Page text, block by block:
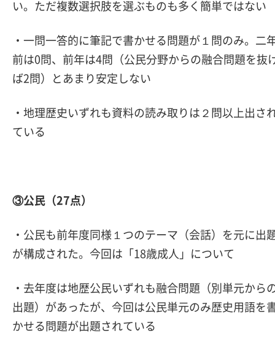
い。ただ複数選択肢を選ぶものも多く簡単ではない
・一問一答的に筆記で書かせる問題が１問のみ。二
前は0問、前年は4問（公民分野からの融合問題を抜
ば2問）とあまり安定しない
・地理歴史いずれも資料の読み取りは２問以上出さ
ている
③公民（27点）
・公民も前年度同様１つのテーマ（会話）を元に出
が構成された。今回は「18歳成人」について
・去年度は地歴公民いずれも融合問題（別単元から
出題）があったが、今回は公民単元のみ歴史用語を
かせる問題が出題されている